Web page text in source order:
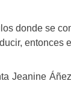
donde se
entonces
Jeanine